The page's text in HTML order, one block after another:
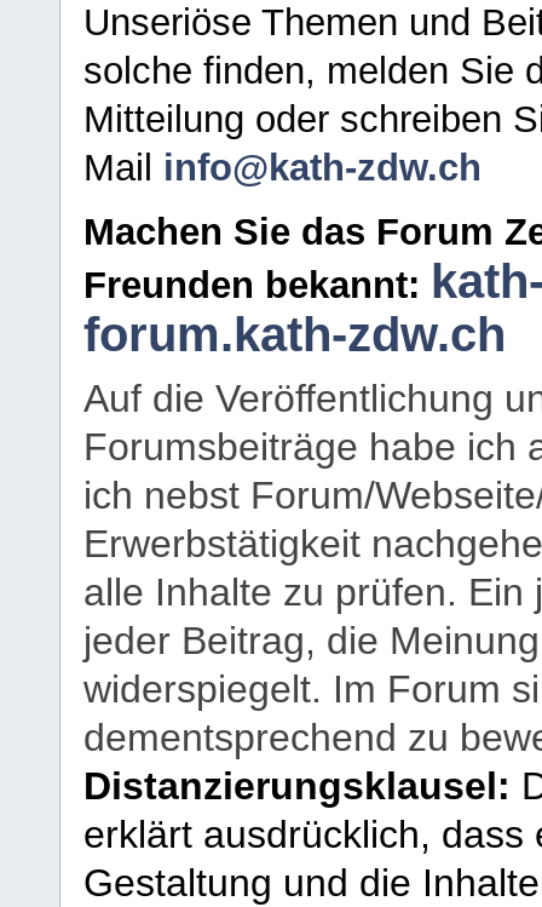
Unseriöse Themen und
solche finden, melden Sie
Mitteilung oder schreiben
Mail info@kath-zdw.ch
Machen Sie das Forum
Freunden bekannt:
forum.kath-zdw.ch
Auf die Veröffentlichung
Forumsbeiträge habe ich
ich nebst Forum/
Erwerbstätigkeit
alle Inhalte zu prüfen.
jeder Beitrag, die
widerspiegelt. Im Forum
dementsprechend zu
Distanzierungsklausel:
erklärt ausdrücklich,
Gestaltung und die